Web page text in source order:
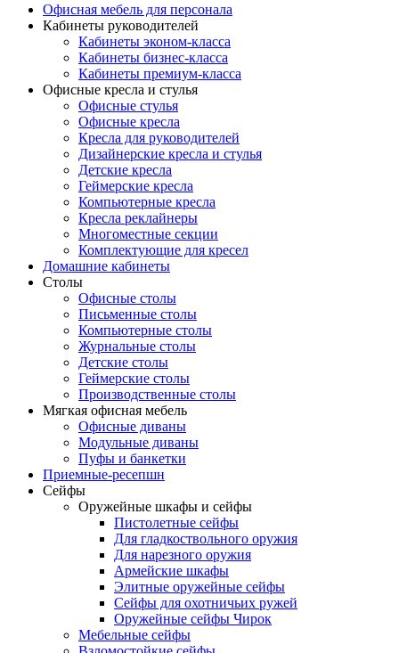
Офисная мебель для персонала
Кабинеты руководителей
Кабинеты эконом-класса
Кабинеты бизнес-класса
Кабинеты премиум-класса
Офисные кресла и стулья
Офисные стулья
Офисные кресла
Кресла для руководителей
Дизайнерские кресла и стулья
Детские кресла
Геймерские кресла
Компьютерные кресла
Кресла реклайнеры
Многоместные секции
Комплектующие для кресел
Домашние кабинеты
Столы
Офисные столы
Письменные столы
Компьютерные столы
Журнальные столы
Детские столы
Геймерские столы
Производственные столы
Мягкая офисная мебель
Офисные диваны
Модульные диваны
Пуфы и банкетки
Приемные-ресепшн
Сейфы
Оружейные шкафы и сейфы
Пистолетные сейфы
Для гладкоствольного оружия
Для нарезного оружия
Армейские шкафы
Элитные оружейные сейфы
Сейфы для охотничьих ружей
Оружейные сейфы Чирок
Мебельные сейфы